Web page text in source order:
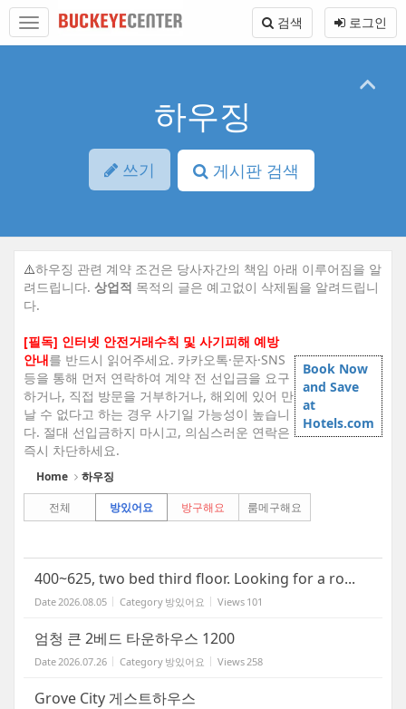
본
바
메
토
로그인
검색
하우징
쓰기 게시판 검색
⚠️하우징 관련 계약 조건은 당사자간의 책임 아래 이루어짐을 알
려드립니다. 상업적 목적의 글은 예고없이 삭제됨을 알려드립니
다.
[필독] 인터넷 안전거래수칙 및 사기피해 예방
안내를 반드시 읽어주세요. 카카오톡·문자·SNS
등을 통해 먼저 연락하여 계약 전 선입금을 요구
하거나, 직접 방문을 거부하거나, 해외에 있어 만
날 수 없다고 하는 경우 사기일 가능성이 높습니
다. 절대 선입금하지 마시고, 의심스러운 연락은
즉시 차단하세요.
Book Now
and Save
at
Hotels.com
Home
하우징
전체
방있어요 방구해요 룸메구해요
400~625, two bed third floor. Looking for a ro...
Date2026.08.05 Category 방있어요 Views 101
엄청 큰 2베드 타운하우스 1200
Date2026.07.26 Category 방있어요 Views258
Grove City 게스트하우스